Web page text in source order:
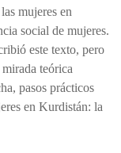
mujeres en
social de mujeres.
este texto, pero
teórica
pasos prácticos
en Kurdistán: la